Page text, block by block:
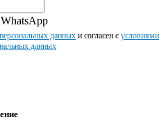
данных и согласен с условиями
данных